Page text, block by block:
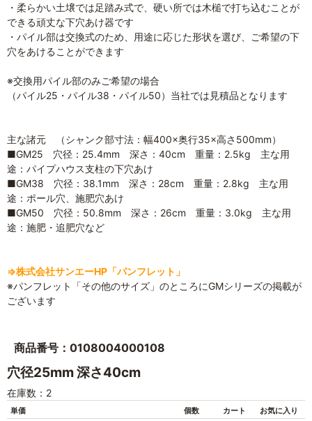
・柔らかい土壌では足踏み式で、硬い所では木槌で打ち込むことが
できる頑丈な下穴あけ器です
・パイル部は交換式のため、用途に応じた形状を選び、ご希望の下
穴をあけることができます
※交換用パイル部のみご希望の場合
（パイル25・パイル38・パイル50）当社では見積品となります
主な諸元 （シャンク部寸法：幅400×奥行35×高さ500mm）
■GM25 穴径：25.4mm 深さ：40cm 重量：2.5kg 主な用
途：パイプハウス支柱の下穴あけ
■GM38 穴径：38.1mm 深さ：28cm 重量：2.8kg 主な用
途：ポール穴、施肥穴あけ
■GM50 穴径：50.8mm 深さ：26cm 重量：3.0kg 主な用
途：施肥・追肥穴など
⇒株式会社サンエーHP「パンフレット」
※パンフレット「その他のサイズ」のところにGMシリーズの掲載が
ございます
商品番号：0108004000108
穴径25mm 深さ40cm
在庫数：2
単価 個数 カート お気に入り